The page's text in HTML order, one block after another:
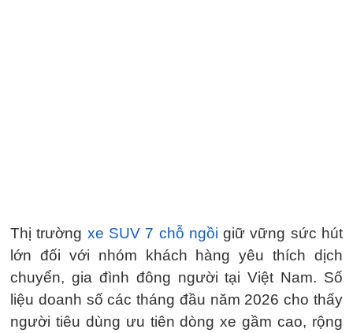
Thị trường xe SUV 7 chỗ ngồi giữ vững sức hút
lớn đối với nhóm khách hàng yêu thích dịch
chuyển, gia đình đông người tại Việt Nam. Số
liệu doanh số các tháng đầu năm 2026 cho thấy
người tiêu dùng ưu tiên dòng xe gầm cao, rộng